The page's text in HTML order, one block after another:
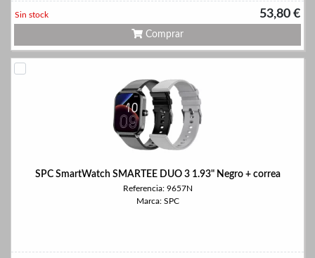
53,80 €
Sin stock
Comprar
SPC SmartWatch SMARTEE DUO 3 1.93" Negro + correa
Referencia: 9657N
Marca: SPC